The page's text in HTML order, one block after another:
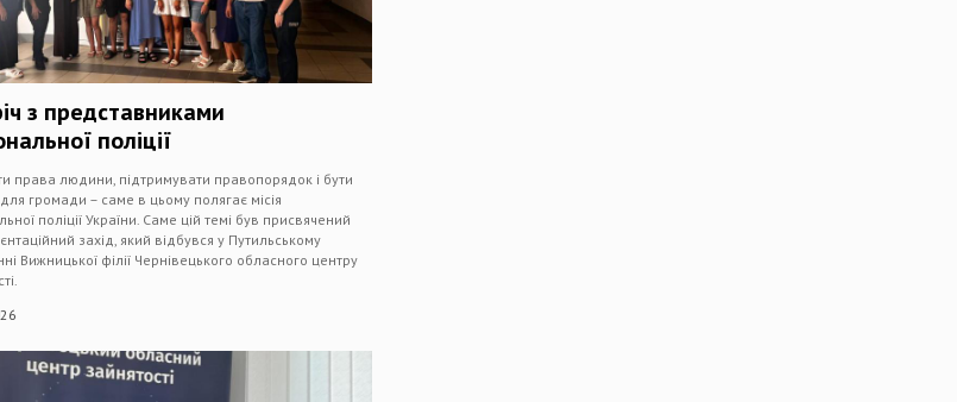
з представниками
поліції
права людини, підтримувати правопорядок і бути
громади – саме в цьому полягає місія
поліції України. Саме цій темі був присвячений
захід, який відбувся у Путильському
Вижницької філії Чернівецького обласного центру